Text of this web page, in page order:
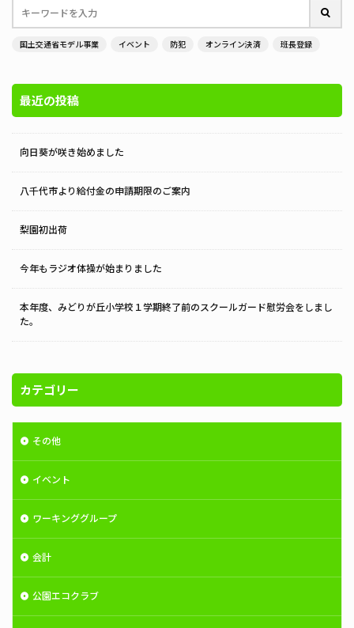
国土交通省モデル事業 イベント 防犯 オンライン決済 班長登録
最近の投稿
向日葵が咲き始めました
八千代市より給付金の申請期限のご案内
梨園初出荷
今年もラジオ体操が始まりました
本年度、みどりが丘小学校１学期終了前のスクールガード慰労会をしまし
た。
カテゴリー
その他
イベント
ワーキンググループ
会計
公園エコクラブ